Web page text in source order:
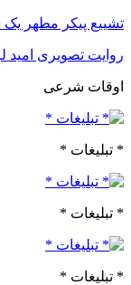
تشییع پیکر مطهر یک
روایت تصویری
اوقات شرعی
* تبلیغات *
* تبلیغات *
* تبلیغات *